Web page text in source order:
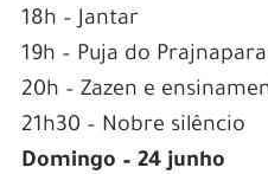
18h – Jantar
19h – Puja do
20h – Zazen e
21h30 – Nobre silêncio
Domingo – 24 junho